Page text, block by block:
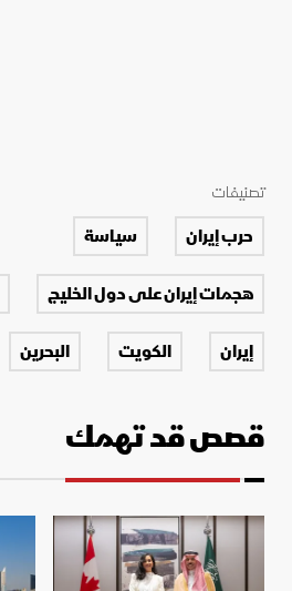
تصنيفات
حرب إيران
سياسة
هجمات إيران على دول الخليج
إيران
الكويت البحرين
قصص قد تهمك